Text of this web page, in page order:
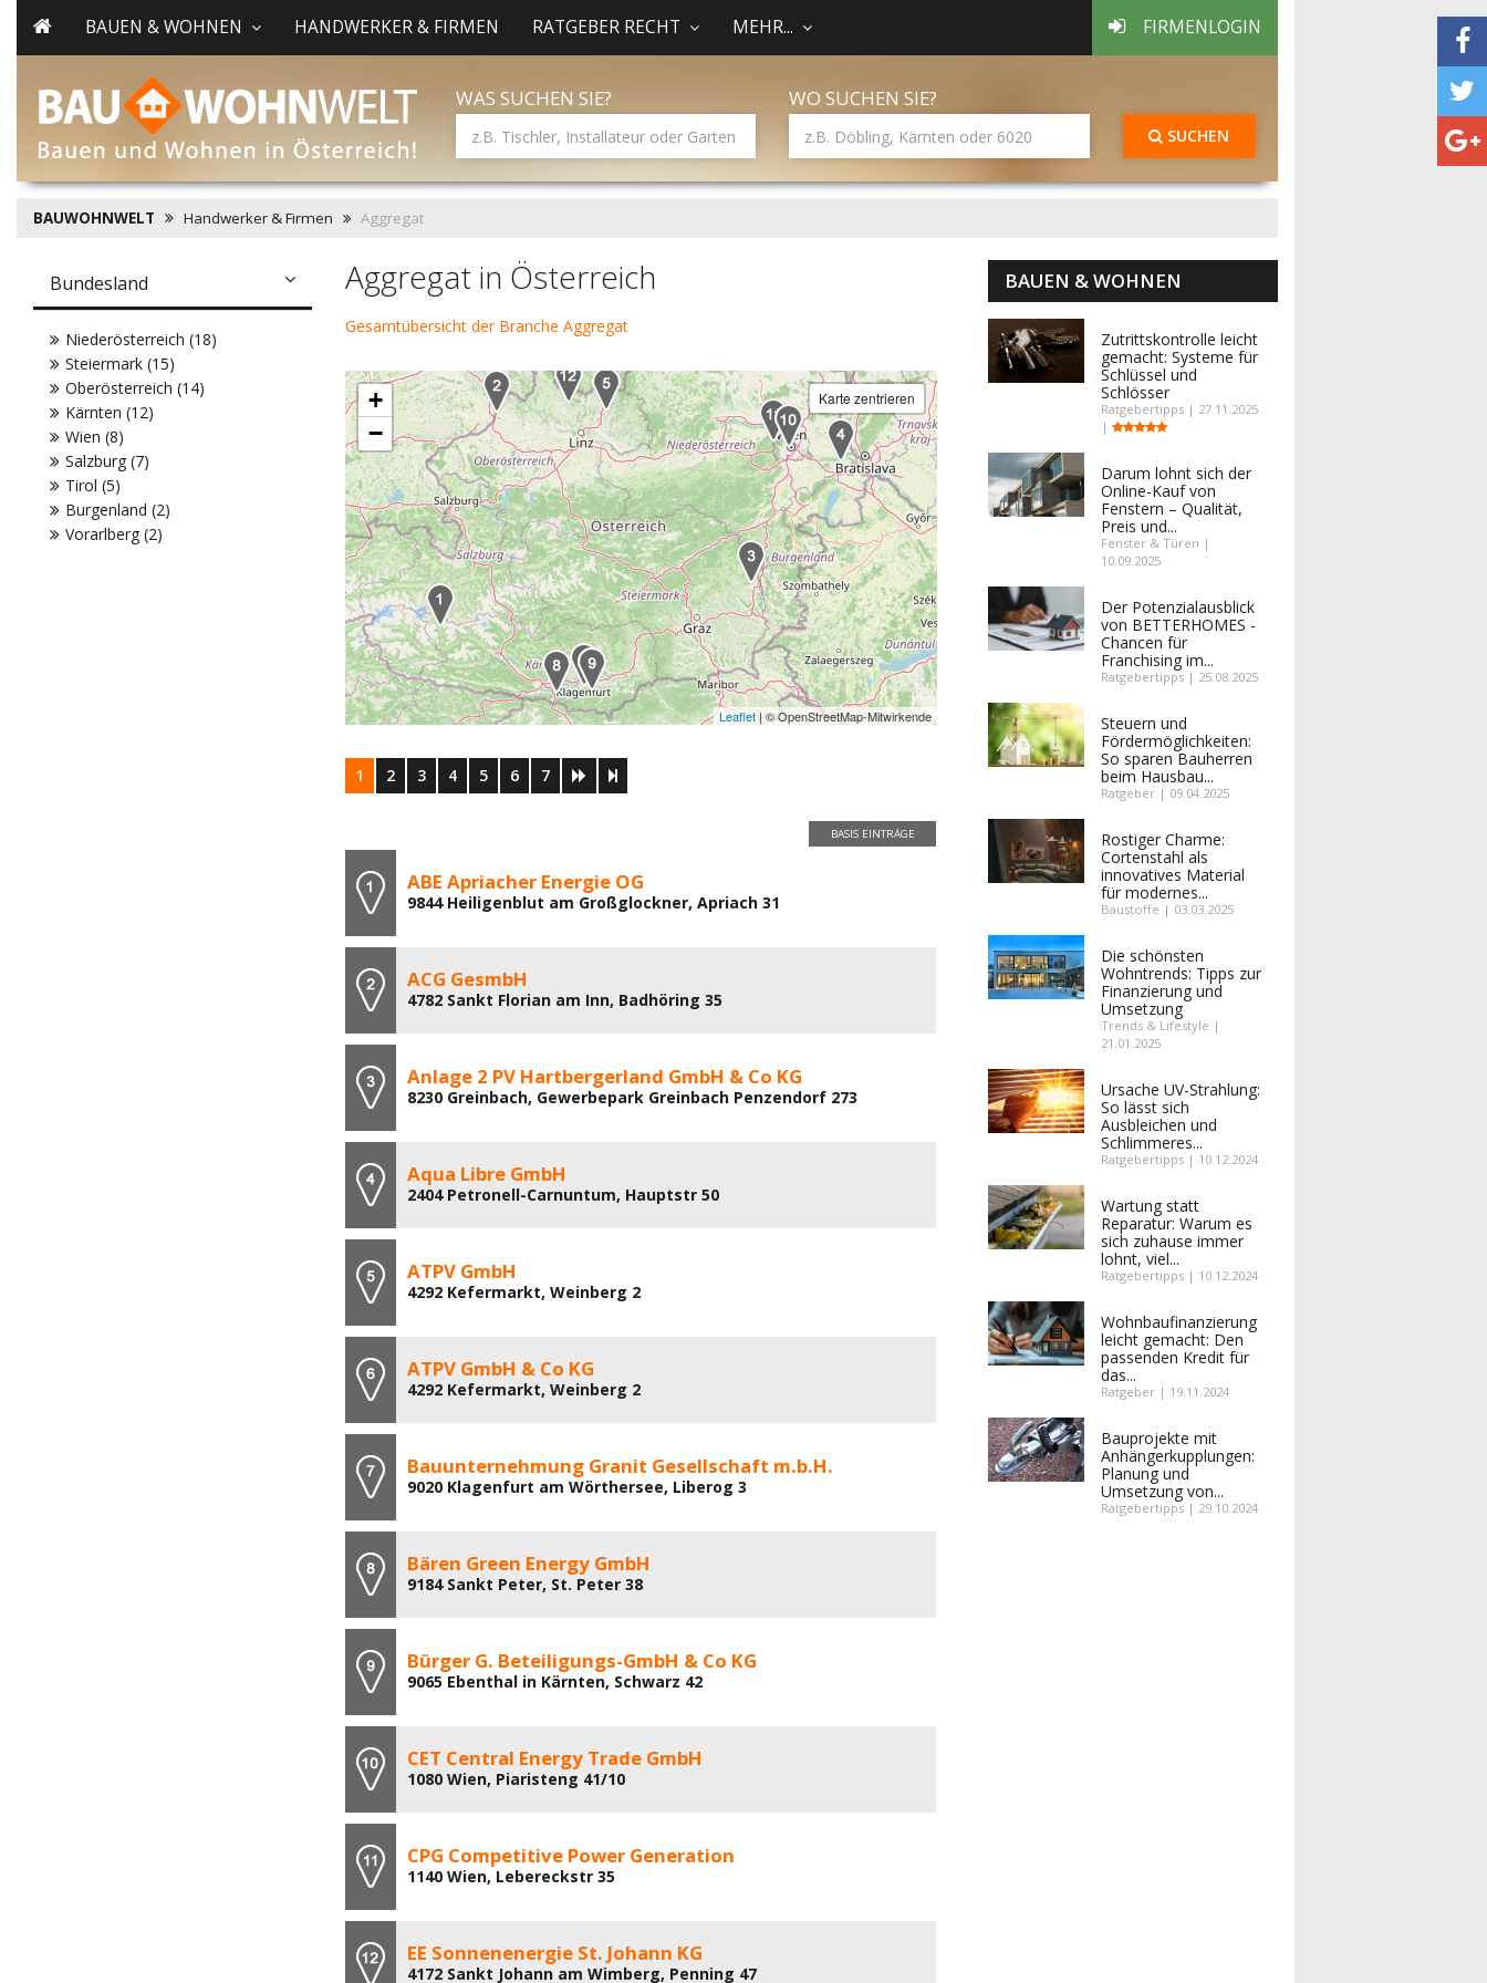
BAUEN & WOHNEN HANDWERKER & FIRMEN RATGEBER RECHT MEHR... FIRMENLOGIN
WAS SUCHEN SIE? WO SUCHEN SIE?
SUCHEN
BAUWOHNWELT Handwerker & Firmen Aggregat
Aggregat in Österreich
Gesamtübersicht der Branche Aggregat
+
−
Karte zentrieren
Leaflet | © OpenStreetMap-Mitwirkende
1 2 3 4 5 6 7
BASIS EINTRÄGE
ABE Apriacher Energie OG
9844 Heiligenblut am Großglockner, Apriach 31
ACG GesmbH
4782 Sankt Florian am Inn, Badhöring 35
Anlage 2 PV Hartbergerland GmbH & Co KG
8230 Greinbach, Gewerbepark Greinbach Penzendorf 273
Aqua Libre GmbH
2404 Petronell-Carnuntum, Hauptstr 50
ATPV GmbH
4292 Kefermarkt, Weinberg 2
ATPV GmbH & Co KG
4292 Kefermarkt, Weinberg 2
Bauunternehmung Granit Gesellschaft m.b.H.
9020 Klagenfurt am Wörthersee, Liberog 3
Bären Green Energy GmbH
9184 Sankt Peter, St. Peter 38
Bürger G. Beteiligungs-GmbH & Co KG
9065 Ebenthal in Kärnten, Schwarz 42
CET Central Energy Trade GmbH
1080 Wien, Piaristeng 41/10
CPG Competitive Power Generation
1140 Wien, Lebereckstr 35
EE Sonnenenergie St. Johann KG
4172 Sankt Johann am Wimberg, Penning 47
Bundesland
Niederösterreich (18)
Steiermark (15)
Oberösterreich (14)
Kärnten (12)
Wien (8)
Salzburg (7)
Tirol (5)
Burgenland (2)
Vorarlberg (2)
BAUEN & WOHNEN
Zutrittskontrolle leicht
gemacht: Systeme für
Schlüssel und
Schlösser
Ratgebertipps | 27.11.2025
|
Darum lohnt sich der
Online-Kauf von
Fenstern – Qualität,
Preis und...
Fenster & Türen |
10.09.2025
Der Potenzialausblick
von BETTERHOMES -
Chancen für
Franchising im...
Ratgebertipps | 25.08.2025
Steuern und
Fördermöglichkeiten:
So sparen Bauherren
beim Hausbau...
Ratgeber | 09.04.2025
Rostiger Charme:
Cortenstahl als
innovatives Material
für modernes...
Baustoffe | 03.03.2025
Die schönsten
Wohntrends: Tipps zur
Finanzierung und
Umsetzung
Trends & Lifestyle |
21.01.2025
Ursache UV-Strahlung:
So lässt sich
Ausbleichen und
Schlimmeres...
Ratgebertipps | 10.12.2024
Wartung statt
Reparatur: Warum es
sich zuhause immer
lohnt, viel...
Ratgebertipps | 10.12.2024
Wohnbaufinanzierung
leicht gemacht: Den
passenden Kredit für
das...
Ratgeber | 19.11.2024
Bauprojekte mit
Anhängerkupplungen:
Planung und
Umsetzung von...
Ratgebertipps | 29.10.2024